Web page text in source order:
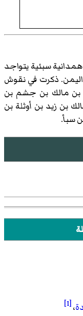
سبئية يتواجد
ذكرت في نقوش
بن مالك بن جشم بن
بن زيد بن أوثلة بن
سبأ.
،[1]